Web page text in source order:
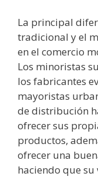
La principal
tradicional y el
en el comercio
Los minoristas
los fabricantes
mayoristas
de distribución
ofrecer sus
productos,
ofrecer una
haciendo que su